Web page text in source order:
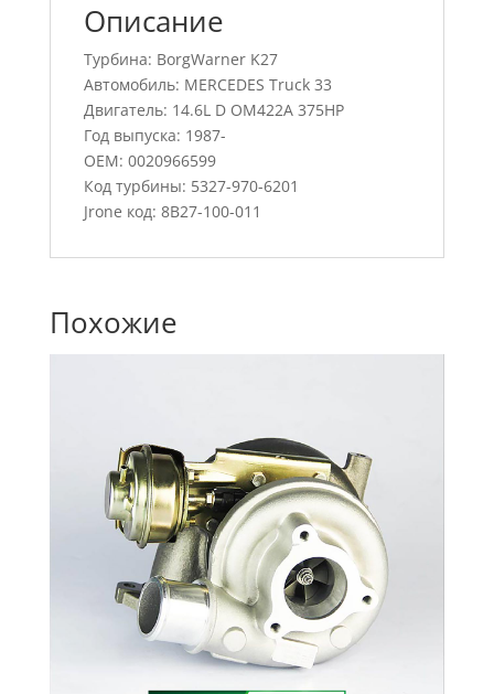
Описание
Турбина: BorgWarner K27
Автомобиль: MERCEDES Truck 33
Двигатель: 14.6L D OM422A 375HP
Год выпуска: 1987-
OEM: 0020966599
Код турбины: 5327-970-6201
Jrone код: 8B27-100-011
Похожие